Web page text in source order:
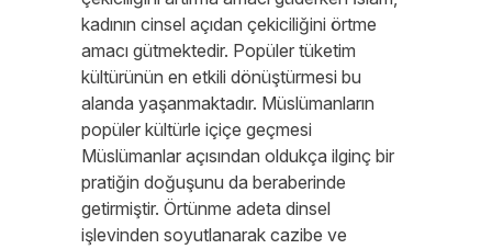
kadının cinsel açıdan çekiciliğini örtme
amacı gütmektedir. Popüler tüketim
kültürünün en etkili dönüştürmesi bu
alanda yaşanmaktadır. Müslümanların
popüler kültürle içiçe geçmesi
Müslümanlar açısından oldukça ilginç bir
pratiğin doğuşunu da beraberinde
getirmiştir. Örtünme adeta dinsel
işlevinden soyutlanarak cazibe ve